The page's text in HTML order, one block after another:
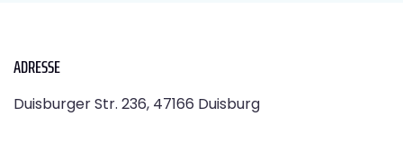
ADRESSE
Duisburger Str. 236, 47166 Duisburg